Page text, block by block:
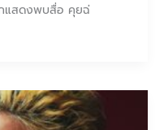
แสดงพบสื่อ คุยฉ่